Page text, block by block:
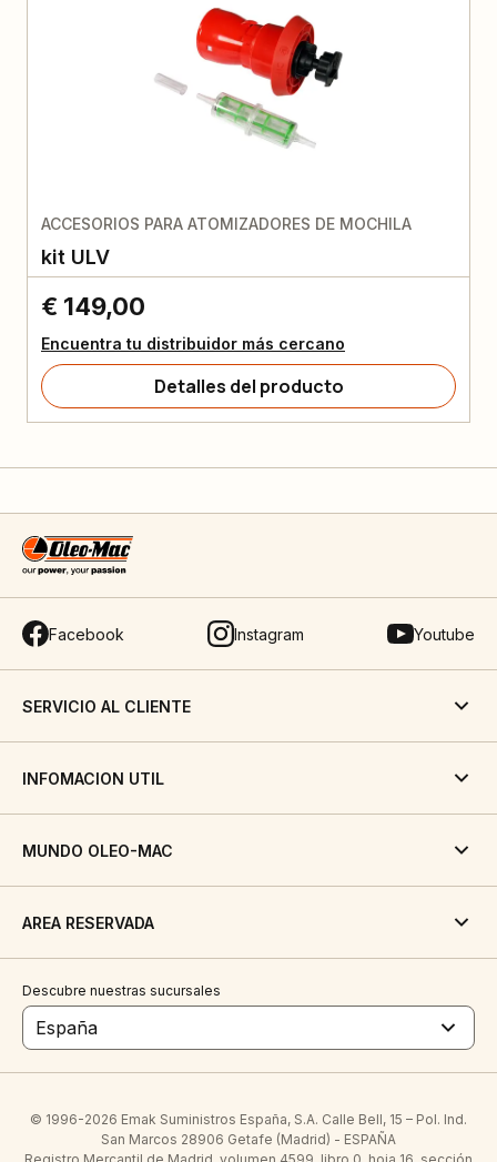
ACCESORIOS PARA ATOMIZADORES DE MOCHILA
kit ULV
€ 149,00
Encuentra tu distribuidor más cercano
Detalles del producto
Facebook Instagram Youtube
SERVICIO AL CLIENTE
INFOMACION UTIL
MUNDO OLEO-MAC
AREA RESERVADA
Descubre nuestras sucursales
España
© 1996-2026 Emak Suministros España, S.A. Calle Bell, 15 – Pol. Ind.
San Marcos 28906 Getafe (Madrid) - ESPAÑA